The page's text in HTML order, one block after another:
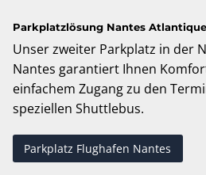
Parkplatzlösung Nantes Atlantique
Unser zweiter Parkplatz in der
Nantes garantiert Ihnen
einfachem Zugang zu den
speziellen Shuttlebus.
Parkplatz Flughafen Nantes